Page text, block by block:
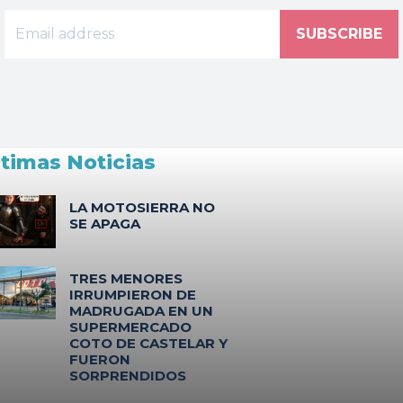
SUBSCRIBE
Noticias
LA MOTOSIERRA NO
SE APAGA
TRES MENORES
IRRUMPIERON DE
MADRUGADA EN UN
SUPERMERCADO
COTO DE CASTELAR Y
FUERON
SORPRENDIDOS